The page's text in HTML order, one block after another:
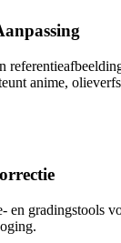
anime,
en gradingstools